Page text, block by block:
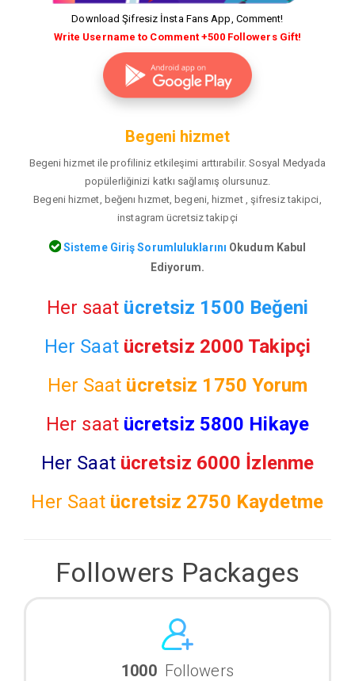
Download Şifresiz İnsta Fans App, Comment!
Write Username to Comment +500 Followers Gift!
Begeni hizmet
Begeni hizmet ile profiliniz etkileşimi arttırabilir. Sosyal Medyada
popülerliğinizi katkı sağlamış olursunuz.
Begeni hizmet, beğenı hızmet, begeni, hizmet , şifresiz takipci,
instagram ücretsiz takipçi
Sisteme Giriş Sorumluluklarını Okudum Kabul
Ediyorum.
Her saat ücretsiz 1500 Beğeni
Her Saat ücretsiz 2000 Takipçi
Her Saat ücretsiz 1750 Yorum
Her saat ücretsiz 5800 Hikaye
Her Saat ücretsiz 6000 İzlenme
Her Saat ücretsiz 2750 Kaydetme
Followers Packages
1000 Followers